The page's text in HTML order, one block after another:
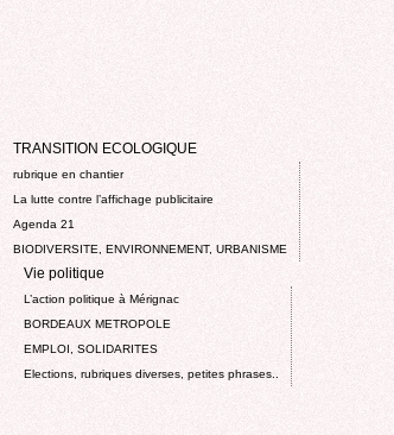
TRANSITION ECOLOGIQUE
rubrique en chantier
La lutte contre l’affichage publicitaire
Agenda 21
BIODIVERSITE, ENVIRONNEMENT, URBANISME
Vie politique
L’action politique à Mérignac
BORDEAUX METROPOLE
EMPLOI, SOLIDARITES
Elections, rubriques diverses, petites phrases..